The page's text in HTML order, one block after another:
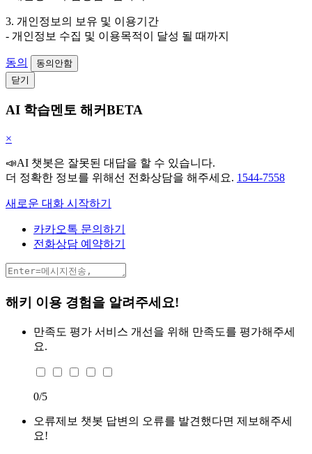
3. 개인정보의 보유 및 이용기간
- 개인정보 수집 및 이용목적이 달성 될 때까지
동의
동의안함
닫기
AI 학습멘토 해커BETA
×
📣AI 챗봇은 잘못된 대답을 할 수 있습니다.
더 정확한 정보를 위해선 전화상담을 해주세요. 1544-7558
새로운 대화 시작하기
카카오톡 문의하기
전화상담 예약하기
해키 이용 경험을 알려주세요!
만족도 평가 서비스 개선을 위해 만족도를 평가해주세
요.
0/5
오류제보 챗봇 답변의 오류를 발견했다면 제보해주세
요!